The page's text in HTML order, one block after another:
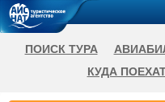
ПОИСК ТУРА
КУДА